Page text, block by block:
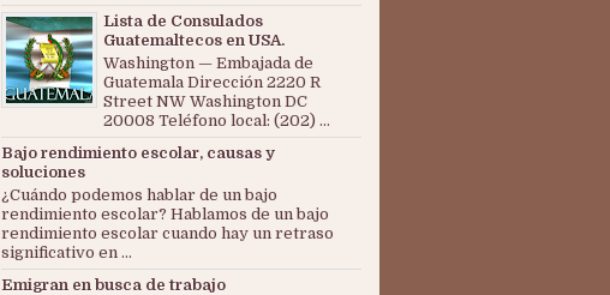
Lista de Consulados
Guatemaltecos en USA.
Washington — Embajada de
Guatemala Dirección 2220 R
Street NW Washington DC
20008 Teléfono local: (202) ...
Bajo rendimiento escolar, causas y
soluciones
¿Cuándo podemos hablar de un bajo
rendimiento escolar? Hablamos de un bajo
rendimiento escolar cuando hay un retraso
significativo en ...
Emigran en busca de trabajo